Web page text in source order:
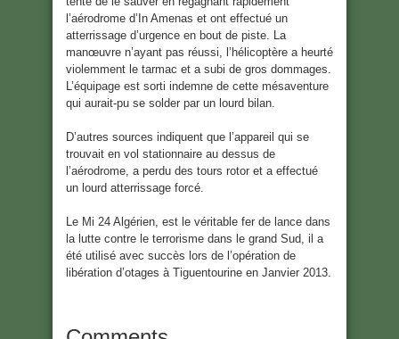
l’aérodrome d’In Amenas et ont effectué un
atterrissage d’urgence en bout de piste. La
manœuvre n’ayant pas réussi, l’hélicoptère a heurté
violemment le tarmac et a subi de gros dommages.
L’équipage est sorti indemne de cette mésaventure
qui aurait-pu se solder par un lourd bilan.
D’autres sources indiquent que l’appareil qui se
trouvait en vol stationnaire au dessus de
l’aérodrome, a perdu des tours rotor et a effectué
un lourd atterrissage forcé.
Le Mi 24 Algérien, est le véritable fer de lance dans
la lutte contre le terrorisme dans le grand Sud, il a
été utilisé avec succès lors de l’opération de
libération d’otages à Tiguentourine en Janvier 2013.